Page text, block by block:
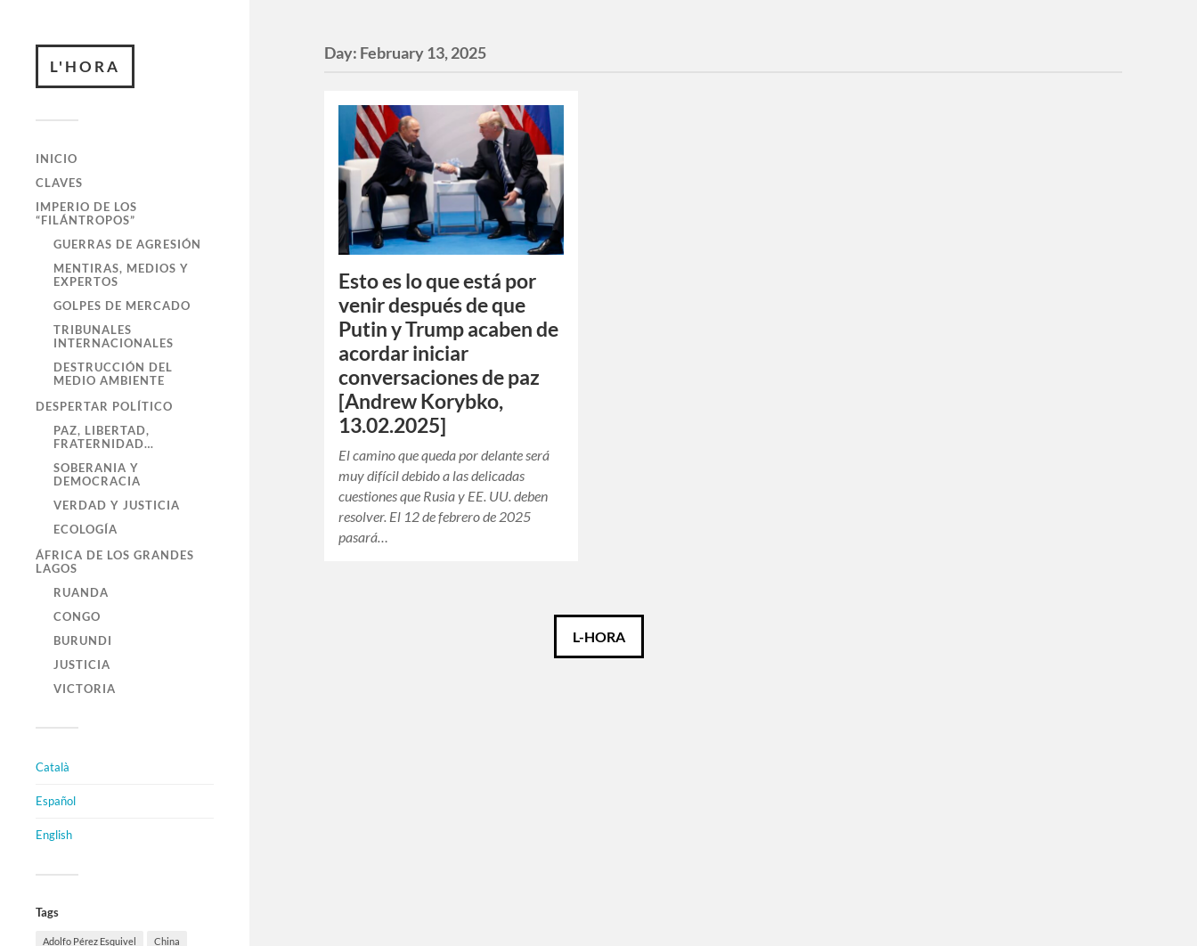
L'HORA
INICIO
CLAVES
IMPERIO DE LOS
“FILÁNTROPOS”
GUERRAS DE AGRESIÓN
MENTIRAS, MEDIOS Y
EXPERTOS
GOLPES DE MERCADO
TRIBUNALES
INTERNACIONALES
DESTRUCCIÓN DEL
MEDIO AMBIENTE
DESPERTAR POLÍTICO
PAZ, LIBERTAD,
FRATERNIDAD…
SOBERANIA Y
DEMOCRACIA
VERDAD Y JUSTICIA
ECOLOGÍA
ÁFRICA DE LOS GRANDES
LAGOS
RUANDA
CONGO
BURUNDI
JUSTICIA
VICTORIA
Català
Español
English
Tags
Adolfo Pérez Esquivel China
Day: February 13, 2025
Esto es lo que está por
venir después de que
Putin y Trump acaben de
acordar iniciar
conversaciones de paz
[Andrew Korybko,
13.02.2025]
El camino que queda por delante será
muy difícil debido a las delicadas
cuestiones que Rusia y EE. UU. deben
resolver. El 12 de febrero de 2025
pasará…
L-HORA